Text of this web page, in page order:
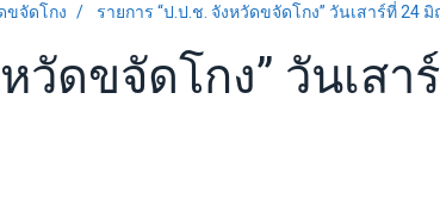
ขจัดโกง รายการ “ป.ป.ช. จังหวัดขจัดโกง” วันเสาร์ที่ 24
วัดขจัดโกง” วันเส